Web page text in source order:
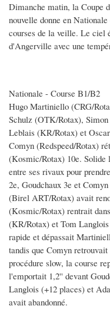
Dimanche matin, la Coupe
nouvelle donne en
courses de la veille. Le ciel
d'Angerville avec une
Nationale - Course B1/B2
Hugo Martiniello (CRG/
Schulz (OTK/Rotax),
Leblais (KR/Rotax) et
Comyn (Redspeed/Rotax)
(Kosmic/Rotax) 10e.
entre ses rivaux pour
2e, Goudchaux 3e et
(Birel ART/Rotax) avait
(Kosmic/Rotax) rentrait
(KR/Rotax) et Tom
rapide et dépassait
tandis que Comyn
procédure slow, la course
l'emportait 1,2'' devant
Langlois (+12 places) et
avait abandonné.